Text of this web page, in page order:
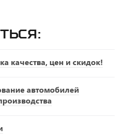
качества, цен и скидок!
автомобилей